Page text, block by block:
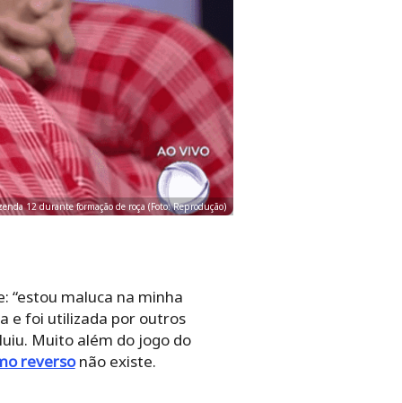
12 durante formação de roça (Foto: Reprodução)
“estou maluca na minha
e foi utilizada por outros
Muito além do jogo do
reversonão existe.